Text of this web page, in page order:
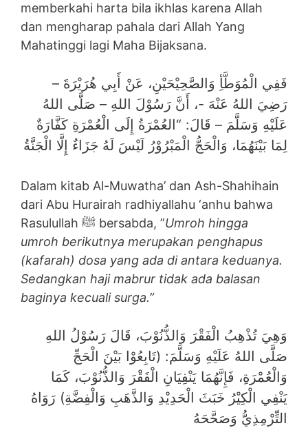
memberkahi harta bila ikhlas karena Allah
dan mengharap pahala dari Allah Yang
Mahatinggi lagi Maha Bijaksana.
فَفِي الْمُوَطَّأِ وَالصَّحِيْحَيْنِ، عَنْ أَبِي هُرَيْرَةَ –
رَضِيَ اللهُ عَنْهَ -، أَنَّ رَسُوْلَ اللهِ – صَلَّى اللهُ
عَلَيْهِ وَسَلَّمَ – قَالَ: “العُمْرَةُ إِلَى الْعُمْرَةِ كَفَّارَةٌ
لِمَا بَيْنَهُمَا، وَالْحَجُّ الْمَبْرُوْرُ لَيْسَ لَهُ جَزَاءٌ إِلَّا الْجَنَّةُ
Dalam kitab Al-Muwatha’ dan Ash-Shahihain
dari Abu Hurairah radhiyallahu ‘anhu bahwa
Rasulullah ﷺ bersabda, ”Umroh hingga
umroh berikutnya merupakan penghapus
(kafarah) dosa yang ada di antara keduanya.
Sedangkan haji mabrur tidak ada balasan
baginya kecuali surga.”
وَهِيَ تُذْهِبُ الْفَقْرَ وَالذُّنُوْبَ، قَالَ رَسُوْلُ اللهِ
صَلَّى اللهُ عَلَيْهِ وَسَلَّمَ: (‌تَابِعُوْا ‌بَيْنَ ‌الْحَجِّ
وَالْعُمْرَةِ، فَإِنَّهُمَا يَنْفِيَانِ الْفَقْرَ وَالذُّنُوْبَ، كَمَا
يَنْفِي الْكِيْرُ خَبَثَ الْحَدِيْدِ وَالذَّهَبِ وَالْفِضَّةِ) رَوَاهُ
التِّرْمِذِيُّ وَصَحَّحَهُ